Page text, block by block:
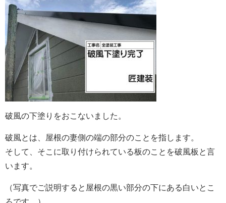
破風の下塗りをおこないました。
破風とは、屋根の妻側の端の部分のことを指します。
そして、そこに取り付けられている板のことを破風板と言
います。
（写真でご説明すると屋根の黒い部分の下にある白いとこ